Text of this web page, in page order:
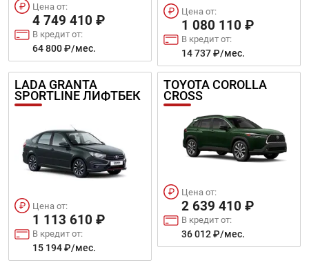
Цена от:
4 749 410 ₽
В кредит от:
64 800 ₽/мес.
Цена от:
1 080 110 ₽
В кредит от:
14 737 ₽/мес.
LADA GRANTA
SPORTLINE ЛИФТБЕК
Цена от:
1 113 610 ₽
В кредит от:
15 194 ₽/мес.
TOYOTA COROLLA
CROSS
Цена от:
2 639 410 ₽
В кредит от:
36 012 ₽/мес.